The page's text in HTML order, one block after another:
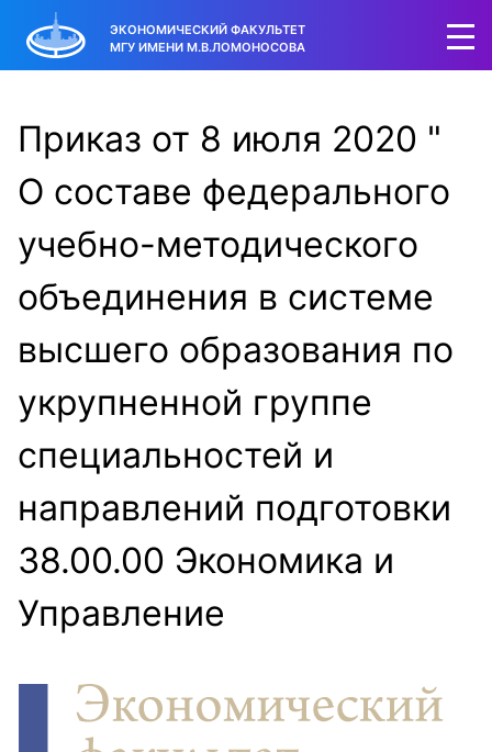
ЭКОНОМИЧЕСКИЙ ФАКУЛЬТЕТ
МГУ ИМЕНИ М.В.ЛОМОНОСОВА
Приказ от 8 июля 2020 "
О составе федерального
учебно-методического
объединения в системе
высшего образования по
укрупненной группе
специальностей и
направлений подготовки
38.00.00 Экономика и
Управление